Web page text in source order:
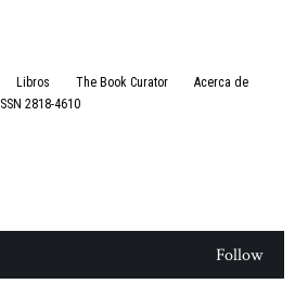
Libros The Book Curator
Acerca de
ISSN 2818-4610
Follow